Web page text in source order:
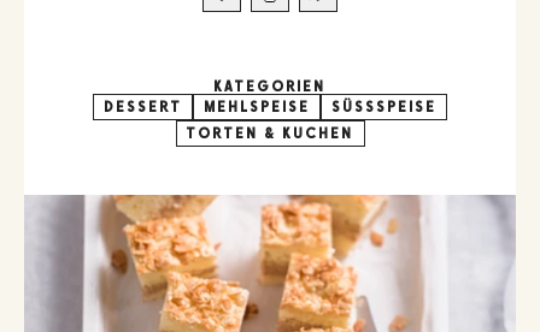
KATEGORIEN
DESSERT
MEHLSPEISE
SÜSSSPEISE
TORTEN & KUCHEN